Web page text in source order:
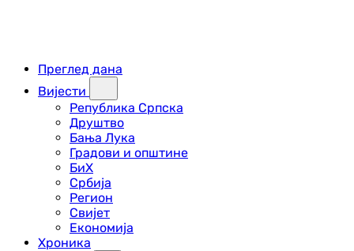
Преглед дана
Вијести
Република Српска
Друштво
Бања Лука
Градови и општине
БиХ
Србија
Регион
Свијет
Економија
Хроника